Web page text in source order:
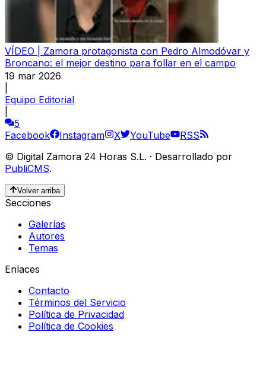
VÍDEO | Zamora protagonista con Pedro Almodóvar y
Broncano: el mejor destino para follar en el campo
19 mar 2026
Equipo Editorial
5
Facebook
Instagram X YouTube
RSS
© Digital Zamora 24 Horas S.L. · Desarrollado por
PubliCMS.
Volver arriba
Secciones
Galerías
Autores
Temas
Enlaces
Contacto
Términos del Servicio
Política de Privacidad
Política de Cookies